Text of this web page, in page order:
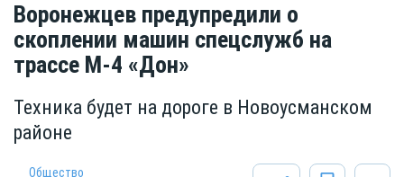
Воронежцев предупредили о
скоплении машин спецслужб на
трассе М-4 «Дон»
Техника будет на дороге в Новоусманском
районе
Общество